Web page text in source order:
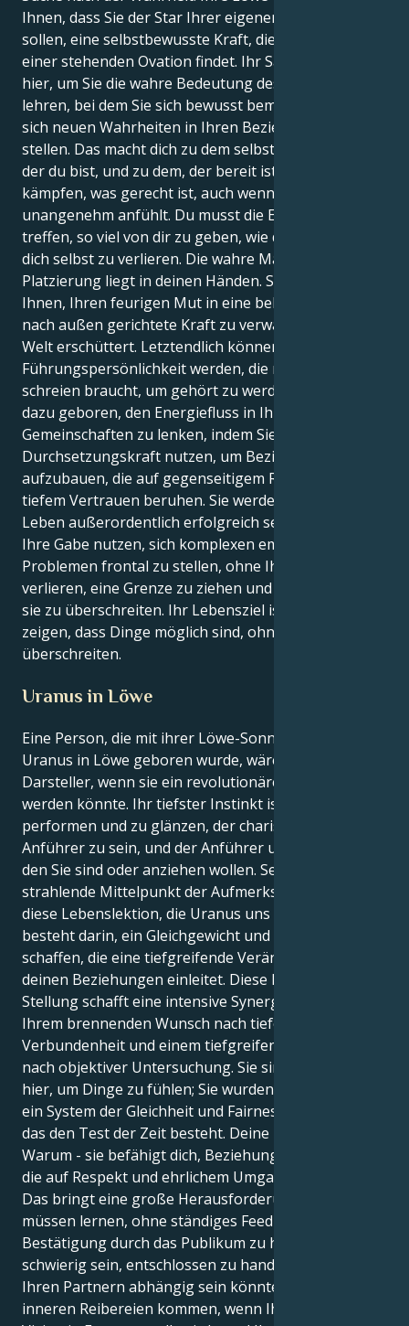
Ihnen, dass Sie der Star Ihrer eigenen Show sein
sollen, eine selbstbewusste Kraft, die den Sieg in
einer stehenden Ovation findet. Ihr Saturn ist jedoch
hier, um Sie die wahre Bedeutung des Sieges zu
lehren, bei dem Sie sich bewusst bemühen müssen,
sich neuen Wahrheiten in Ihren Beziehungen zu
stellen. Das macht dich zu dem selbstbewussten Star,
der du bist, und zu dem, der bereit ist, für das zu
kämpfen, was gerecht ist, auch wenn es sich
unangenehm anfühlt. Du musst die Entscheidung
treffen, so viel von dir zu geben, wie du kannst, ohne
dich selbst zu verlieren. Die wahre Macht dieser
Platzierung liegt in deinen Händen. Sie ermöglicht es
Ihnen, Ihren feurigen Mut in eine beherrschende,
nach außen gerichtete Kraft zu verwandeln, die die
Welt erschüttert. Letztendlich können Sie eine
Führungspersönlichkeit werden, die nicht zu
schreien braucht, um gehört zu werden. Sie sind
dazu geboren, den Energiefluss in Ihren
Gemeinschaften zu lenken, indem Sie Ihre
Durchsetzungskraft nutzen, um Beziehungen
aufzubauen, die auf gegenseitigem Respekt und
tiefem Vertrauen beruhen. Sie werden in Ihrem
Leben außerordentlich erfolgreich sein, wenn Sie
Ihre Gabe nutzen, sich komplexen emotionalen
Problemen frontal zu stellen, ohne Ihre Fähigkeit zu
verlieren, eine Grenze zu ziehen und sich zu weigern,
sie zu überschreiten. Ihr Lebensziel ist es, allen zu
zeigen, dass Dinge möglich sind, ohne Grenzen zu
überschreiten.
Uranus in Löwe
Eine Person, die mit ihrer Löwe-Sonne und einem
Uranus in Löwe geboren wurde, wäre ein Star-
Darsteller, wenn sie ein revolutionärer Regisseur
werden könnte. Ihr tiefster Instinkt ist es, zu
performen und zu glänzen, der charismatische
Anführer zu sein, und der Anführer um jeden zu sein,
den Sie sind oder anziehen wollen. Sei jedoch der
strahlende Mittelpunkt der Aufmerksamkeit, denn
diese Lebenslektion, die Uranus uns allen erteilt,
besteht darin, ein Gleichgewicht und eine Struktur zu
schaffen, die eine tiefgreifende Veränderung in
deinen Beziehungen einleitet. Diese Doppel-Leo-
Stellung schafft eine intensive Synergie zwischen
Ihrem brennenden Wunsch nach tiefer
Verbundenheit und einem tiefgreifenden Bedürfnis
nach objektiver Untersuchung. Sie sind nicht nur
hier, um Dinge zu fühlen; Sie wurden geboren, um
ein System der Gleichheit und Fairness aufzubauen,
das den Test der Zeit besteht. Deine Mission ist das
Warum - sie befähigt dich, Beziehungen aufzubauen,
die auf Respekt und ehrlichem Umgang beruhen.
Das bringt eine große Herausforderung mit sich: Sie
müssen lernen, ohne ständiges Feedback und
Bestätigung durch das Publikum zu handeln. Es kann
schwierig sein, entschlossen zu handeln, da Sie von
Ihren Partnern abhängig sein könnten. Es kann zu
inneren Reibereien kommen, wenn Ihre kreative